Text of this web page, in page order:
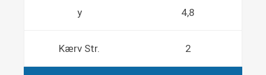
y 4,8
Kærv Str. 2